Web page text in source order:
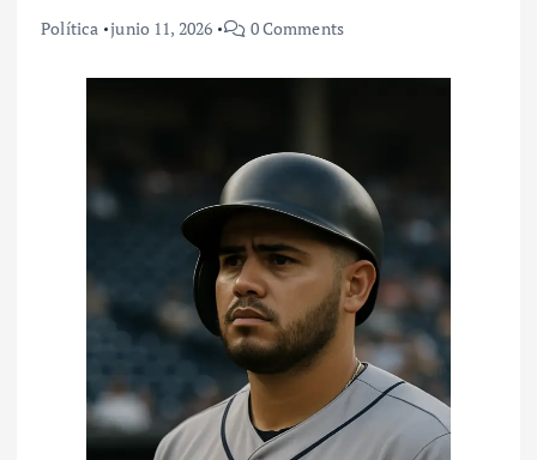
Política junio 11, 2026 0 Comments